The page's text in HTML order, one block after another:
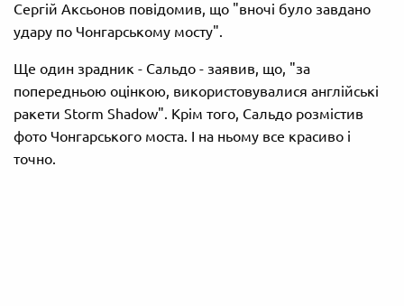
Сергій Аксьонов повідомив, що "вночі було завдано
удару по Чонгарському мосту".
Ще один зрадник - Сальдо - заявив, що, "за
попередньою оцінкою, використовувалися англійські
ракети Storm Shadow". Крім того, Сальдо розмістив
фото Чонгарського моста. І на ньому все красиво і
точно.